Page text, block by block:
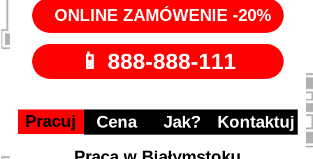
Pracuj Cena Jak?
Kontaktuj